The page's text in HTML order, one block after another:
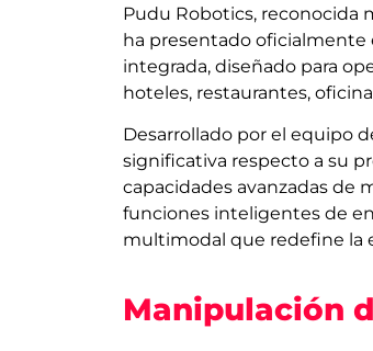
Pudu Robotics, reconocida
ha presentado oficialmente
integrada, diseñado para
hoteles, restaurantes,
Desarrollado por el equipo
significativa respecto a su
capacidades avanzadas de
funciones inteligentes de
multimodal que redefine la
Manipulación